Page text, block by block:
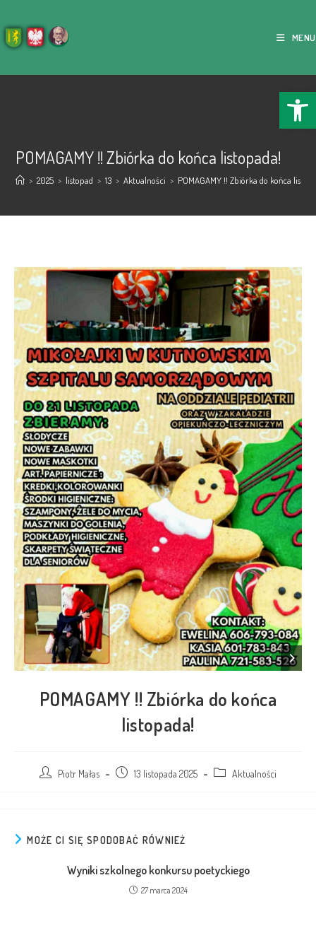
MENU
POMAGAMY !! Zbiórka do końca listopada!
> 2025 > listopad > 13 > Aktualności > POMAGAMY !! Zbiórka do końca
POMAGAMY !! Zbiórka do końca
listopada!
Piotr Małas 13 listopada 2025 Aktualności
MOŻE CI SIĘ SPODOBAĆ RÓWNIEŻ
Wyniki szkolnego konkursu poetyckiego
27 marca 2024